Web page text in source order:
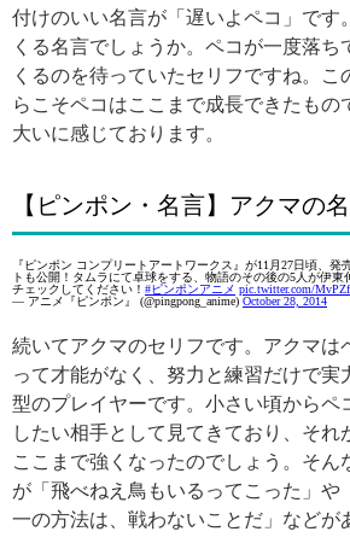
付けのいい名言が「遅いよペコ」です
くる名言でしょうか。ペコが一度落ち
くるのを待っていたセリフですね。こ
らこそペコはここまで成長できたもの
大いに感じております。
【ピンポン・名言】アクマの
『ピンポン コンプリートアートワークス』が11月27日頃、発
トも公開！タムラにて卓球をする、物語のその後の5人が伊
チェックしてください！ #ピンポンアニメ pic.twitter.com/
— アニメ『ピンポン』 (@pingpong_anime) October 28, 2014
続いてアクマのセリフです。アクマは
って才能がなく、努力と練習だけで実
型のプレイヤーです。小さい頃からペ
したい相手として見てきており、それ
ここまで強くなったのでしょう。そん
が「飛べねえ鳥もいるってこった」や
一の方法は、戦わないことだ」などが